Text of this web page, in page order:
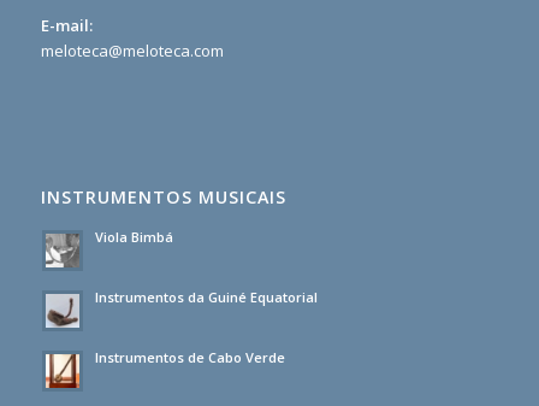
E-mail:
meloteca@meloteca.com
INSTRUMENTOS MUSICAIS
Viola Bimbá
Instrumentos da Guiné Equatorial
Instrumentos de Cabo Verde